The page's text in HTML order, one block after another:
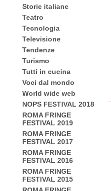
Storie italiane
Teatro
Tecnologia
Televisione
Tendenze
Turismo
Tutti in cucina
Voci dal mondo
World wide web
NOPS FESTIVAL 2018
ROMA FRINGE
FESTIVAL 2019
ROMA FRINGE
FESTIVAL 2017
ROMA FRINGE
FESTIVAL 2016
ROMA FRINGE
FESTIVAL 2015